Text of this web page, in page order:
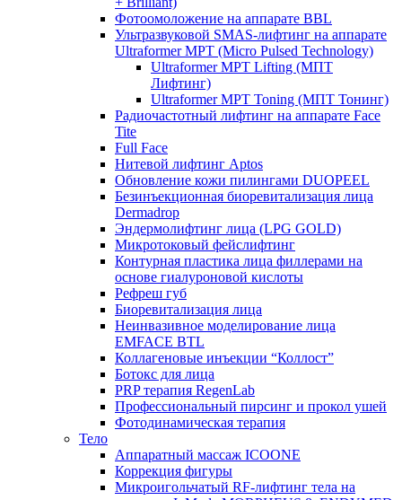
Фотоомоложение на аппарате BBL
Ультразвуковой SMAS-лифтинг на аппарате
Ultraformer MPT (Micro Pulsed Technology)
Ultraformer MPT Lifting (МПТ
Лифтинг)
Ultraformer MPT Toning (МПТ Тонинг)
Радиочастотный лифтинг на аппарате Face
Tite
Full Face
Нитевой лифтинг Aptos
Обновление кожи пилингами DUOPEEL
Безинъекционная биоревитализация лица
Dermadrop
Эндермолифтинг лица (LPG GOLD)
Микротоковый фейслифтинг
Контурная пластика лица филлерами на
основе гиалуроновой кислоты
Рефреш губ
Биоревитализация лица
Неинвазивное моделирование лица
EMFACE BTL
Коллагеновые инъекции “Коллост”
Ботокс для лица
PRP терапия RegenLab
Профессиональный пирсинг и прокол ушей
Фотодинамическая терапия
Тело
Аппаратный массаж ICOONE
Коррекция фигуры
Микроигольчатый RF-лифтинг тела на